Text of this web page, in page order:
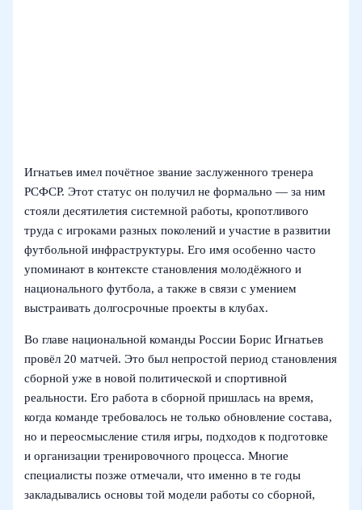
Игнатьев имел почётное звание заслуженного тренера
РСФСР. Этот статус он получил не формально — за ним
стояли десятилетия системной работы, кропотливого
труда с игроками разных поколений и участие в развитии
футбольной инфраструктуры. Его имя особенно часто
упоминают в контексте становления молодёжного и
национального футбола, а также в связи с умением
выстраивать долгосрочные проекты в клубах.
Во главе национальной команды России Борис Игнатьев
провёл 20 матчей. Это был непростой период становления
сборной уже в новой политической и спортивной
реальности. Его работа в сборной пришлась на время,
когда команде требовалось не только обновление состава,
но и переосмысление стиля игры, подходов к подготовке
и организации тренировочного процесса. Многие
специалисты позже отмечали, что именно в те годы
закладывались основы той модели работы со сборной,